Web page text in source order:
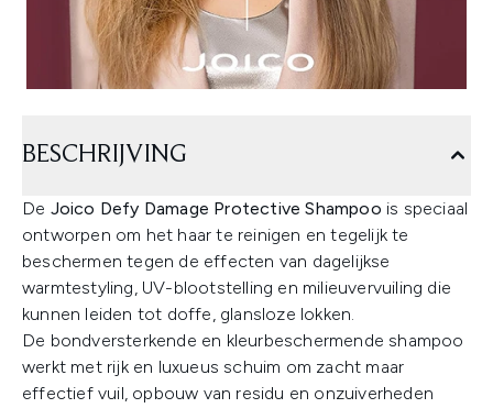
BESCHRIJVING
De Joico Defy Damage Protective Shampoo is speciaal
ontworpen om het haar te reinigen en tegelijk te
beschermen tegen de effecten van dagelijkse
warmtestyling, UV-blootstelling en milieuvervuiling die
kunnen leiden tot doffe, glansloze lokken.
De bondversterkende en kleurbeschermende shampoo
werkt met rijk en luxueus schuim om zacht maar
effectief vuil, opbouw van residu en onzuiverheden